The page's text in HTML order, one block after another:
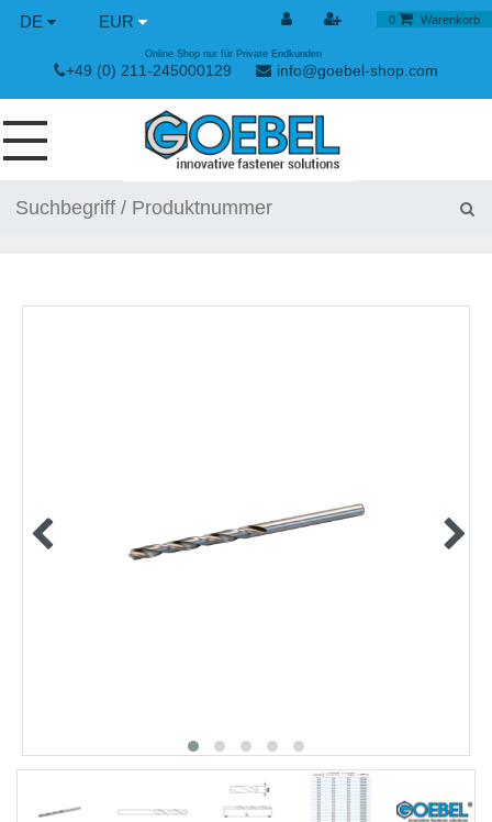
DE EUR 0 Warenkorb
+49 (0) 211-245000129 info@goebel-shop.com
Online Shop nur für Private Endkunden
SCHRAUBEN
KLEBEN UND DICHTEN
FAQ - Häufig gestellte Fragen